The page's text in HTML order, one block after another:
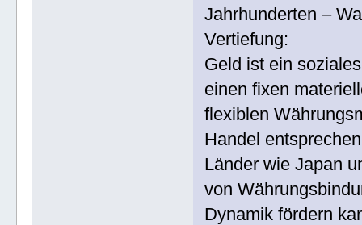
Jahrhunderten –
Vertiefung:
Geld ist ein
einen fixen
flexiblen
Handel
Länder wie Japan
von
Dynamik fördern